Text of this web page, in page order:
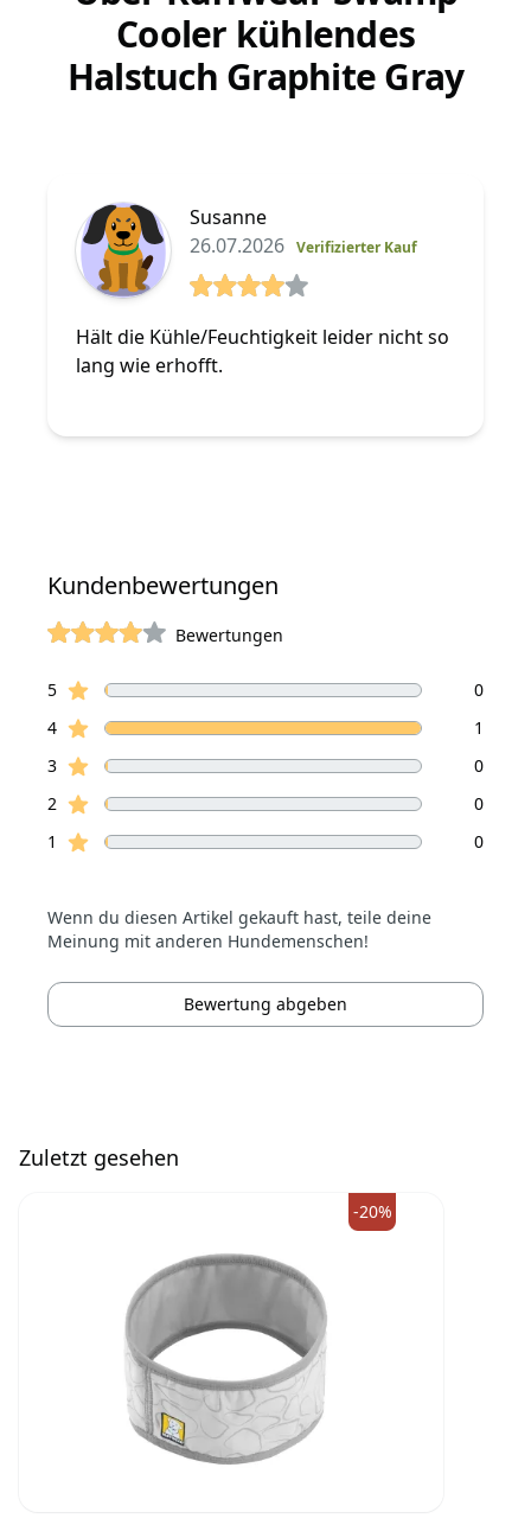
Cooler kühlendes
Halstuch Graphite Gray
Susanne
26.07.2026 Verifizierter Kauf
Hält die Kühle/Feuchtigkeit leider nicht so
lang wie erhofft.
Kundenbewertungen
Bewertungen
Bewertungen
5Sterne Bewertungen
0
4Sterne Bewertungen
1
3Sterne Bewertungen
0
2 Sterne Bewertungen
0
1
Sterne Bewertungen 0
Wenn du diesen Artikel gekauft hast, teile deine
Meinung mit anderen Hundemenschen!
Bewertung abgeben
Zuletzt gesehen
-20%